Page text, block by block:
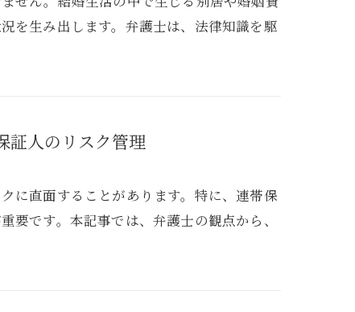
を生み出します。弁護士は、法律知識を駆
証人のリスク管理
に直面することがあります。特に、連帯保
です。本記事では、弁護士の観点から、